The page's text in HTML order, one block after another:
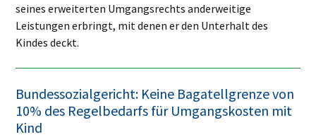
seines erweiterten Umgangsrechts anderweitige
Leistungen erbringt, mit denen er den Unterhalt des
Kindes deckt.
Bundessozialgericht: Keine Bagatellgrenze von
10% des Regelbedarfs für Umgangskosten mit
Kind